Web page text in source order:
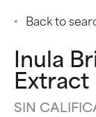
Back to
Inula
Extract
SIN